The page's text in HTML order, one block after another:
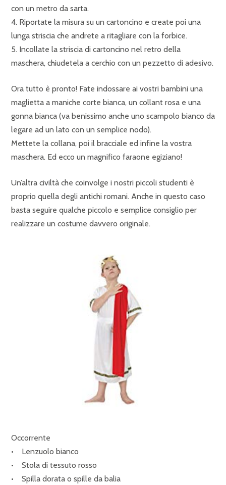
con un metro da sarta.
4. Riportate la misura su un cartoncino e create poi una
lunga striscia che andrete a ritagliare con la forbice.
5. Incollate la striscia di cartoncino nel retro della
maschera, chiudetela a cerchio con un pezzetto di adesivo.
Ora tutto è pronto! Fate indossare ai vostri bambini una
maglietta a maniche corte bianca, un collant rosa e una
gonna bianca (va benissimo anche uno scampolo bianco da
legare ad un lato con un semplice nodo).
Mettete la collana, poi il bracciale ed infine la vostra
maschera. Ed ecco un magnifico faraone egiziano!
Un’altra civiltà che coinvolge i nostri piccoli studenti è
proprio quella degli antichi romani. Anche in questo caso
basta seguire qualche piccolo e semplice consiglio per
realizzare un costume davvero originale.
Occorrente
• Lenzuolo bianco
• Stola di tessuto rosso
• Spilla dorata o spille da balia